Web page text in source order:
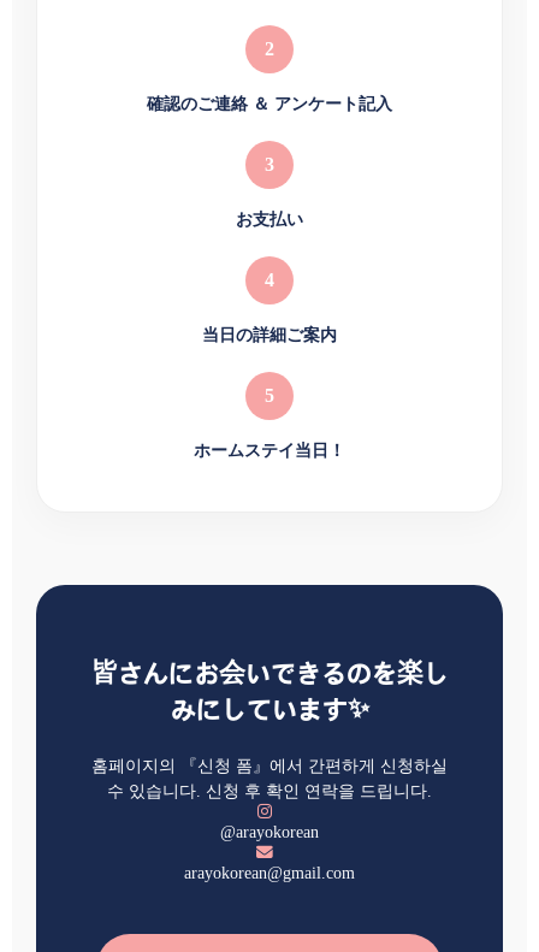
2
確認のご連絡 ＆ アンケート記入
3
お支払い
4
当日の詳細ご案内
5
ホームステイ当日！
皆さんにお会いできるのを楽し
みにしています✨
홈페이지의 『신청 폼』에서 간편하게 신청하실
수 있습니다. 신청 후 확인 연락을 드립니다.
@arayokorean
arayokorean@gmail.com